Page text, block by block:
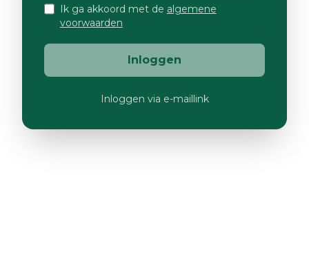
Ik ga akkoord met de algemene
voorwaarden
Inloggen
Inloggen via e-maillink